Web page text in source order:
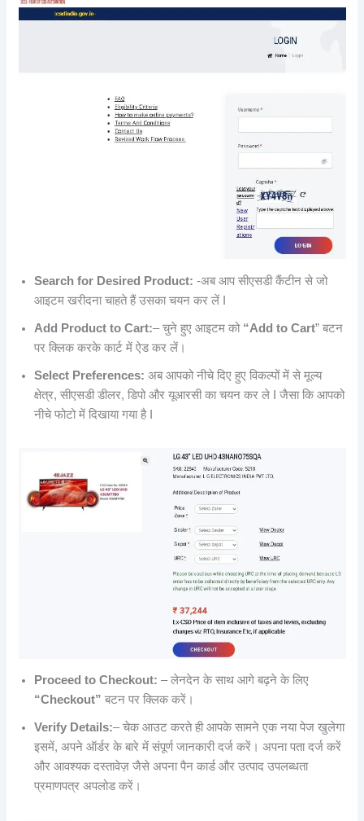
Search for Desired Product: -अब आप सीएसडी कैंटीन से जो
आइटम खरीदना चाहते हैं उसका चयन कर लें I
Add Product to Cart:– चुने हुए आइटम को “Add to Cart” बटन
पर क्लिक करके कार्ट में ऐड कर लें।
Select Preferences: अब आपको नीचे दिए हुए विकल्पों में से मूल्य
क्षेत्र, सीएसडी डीलर, डिपो और यूआरसी का चयन कर ले I जैसा कि आपको
नीचे फोटो में दिखाया गया है I
Proceed to Checkout: – लेनदेन के साथ आगे बढ़ने के लिए
“Checkout”बटन पर क्लिक करें।
Verify Details:– चेक आउट करते ही आपके सामने एक नया पेज खुलेगा
इसमें, अपने ऑर्डर के बारे में संपूर्ण जानकारी दर्ज करें। अपना पता दर्ज करें
और आवश्यक दस्तावेज़ जैसे अपना पैन कार्ड और उत्पाद उपलब्धता
प्रमाणपत्र अपलोड करें।